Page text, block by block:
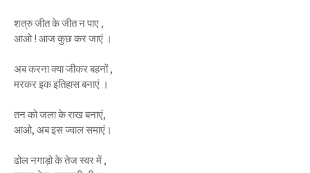
शत्रु जीत के जीत न पाए ,
आओ ! आज कुछ कर जाएं ।
अब करना क्या जीकर बहनों ,
मरकर इक इतिहास बनाएं ।
तन को जला के राख बनाएं,
आओ, अब इस ज्वाल समाएं।
ढोल नगाड़ो के तेज स्वर में ,